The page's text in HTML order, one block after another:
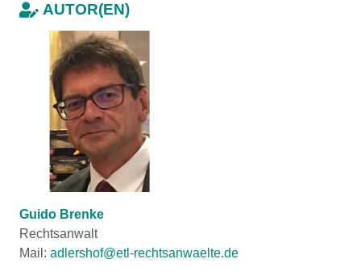
AUTOR(EN)
Guido Brenke
Rechtsanwalt
Mail: adlershof@etl-rechtsanwaelte.de